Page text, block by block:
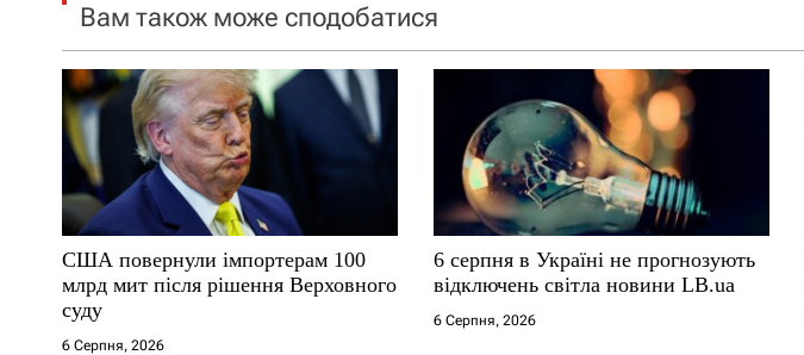
а
п
с
і
в
Вам також може сподобатися
США повернули імпортерам 100
млрд мит після рішення Верховного
суду
6 Серпня, 2026
6 серпня в Україні не прогнозують
відключень світла новини LB.ua
6 Серпня, 2026